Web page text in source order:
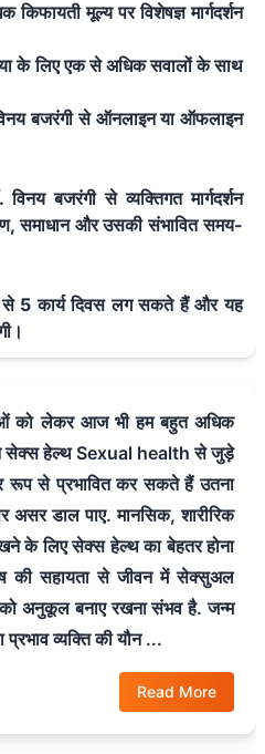
मूल्य पर विशेषज्ञ मार्गदर्शन
के लिए एक से अधिक सवालों के साथ
बजरंगी से ऑनलाइन या ऑफलाइन
बजरंगी से व्यक्तिगत मार्गदर्शन
समाधान और उसकी संभावित समय-
से 5 कार्य दिवस लग सकते हैं और यह
को लेकर आज भी हम बहुत अधिक
सेक्स हेल्थ Sexual health से जुड़े
रूप से प्रभावित कर सकते हैं उतना
असर डाल पाए. मानसिक, शारीरिक
के लिए सेक्स हेल्थ का बेहतर होना
की सहायता से जीवन में सेक्सुअल
अनुकूल बनाए रखना संभव है. जन्म
व्यक्ति की यौन ...
Read More